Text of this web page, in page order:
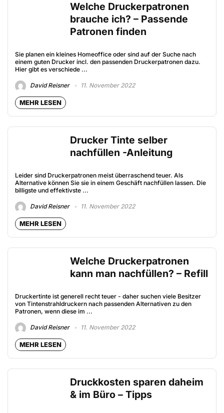
Welche Druckerpatronen
brauche ich? – Passende
Patronen finden
Sie planen ein kleines Homeoffice oder sind auf der Suche nach
einem guten Drucker incl. den passenden Druckerpatronen dazu.
Hier gibt es verschiede ...
David Reisner 11. November 2022
MEHR LESEN
Drucker Tinte selber
nachfüllen -Anleitung
Leider sind Druckerpatronen meist überraschend teuer. Als
Alternative können Sie sie in einem Geschäft nachfüllen lassen. Die
billigste und effektivste ...
David Reisner 11. November 2022
MEHR LESEN
Welche Druckerpatronen
kann man nachfüllen? – Refill
Druckertinte ist generell recht teuer - daher suchen viele Besitzer
von Tintenstrahldruckern nach passenden Alternativen zu den
Patronen, wenn diese im ...
David Reisner 11. November 2022
MEHR LESEN
Druckkosten sparen daheim
& im Büro – Tipps